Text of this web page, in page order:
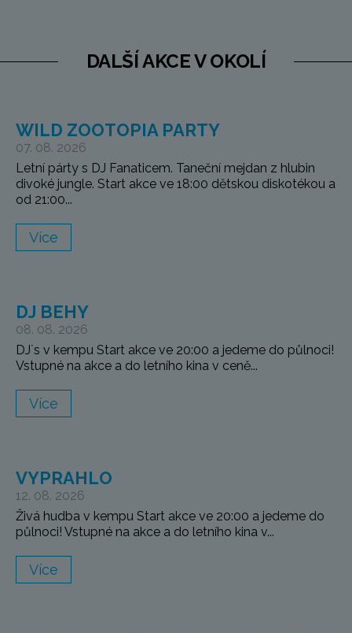
DALŠÍ AKCE V OKOLÍ
WILD ZOOTOPIA PARTY
07. 08. 2026
Letní párty s DJ Fanaticem. Taneční mejdan z hlubin
divoké jungle. Start akce ve 18:00 dětskou diskotékou a
od 21:00...
Více
DJ BEHY
08. 08. 2026
DJ`s v kempu Start akce ve 20:00 a jedeme do půlnoci!
Vstupné na akce a do letního kina v ceně...
Více
VYPRAHLO
12. 08. 2026
Živá hudba v kempu Start akce ve 20:00 a jedeme do
půlnoci! Vstupné na akce a do letního kina v...
Více